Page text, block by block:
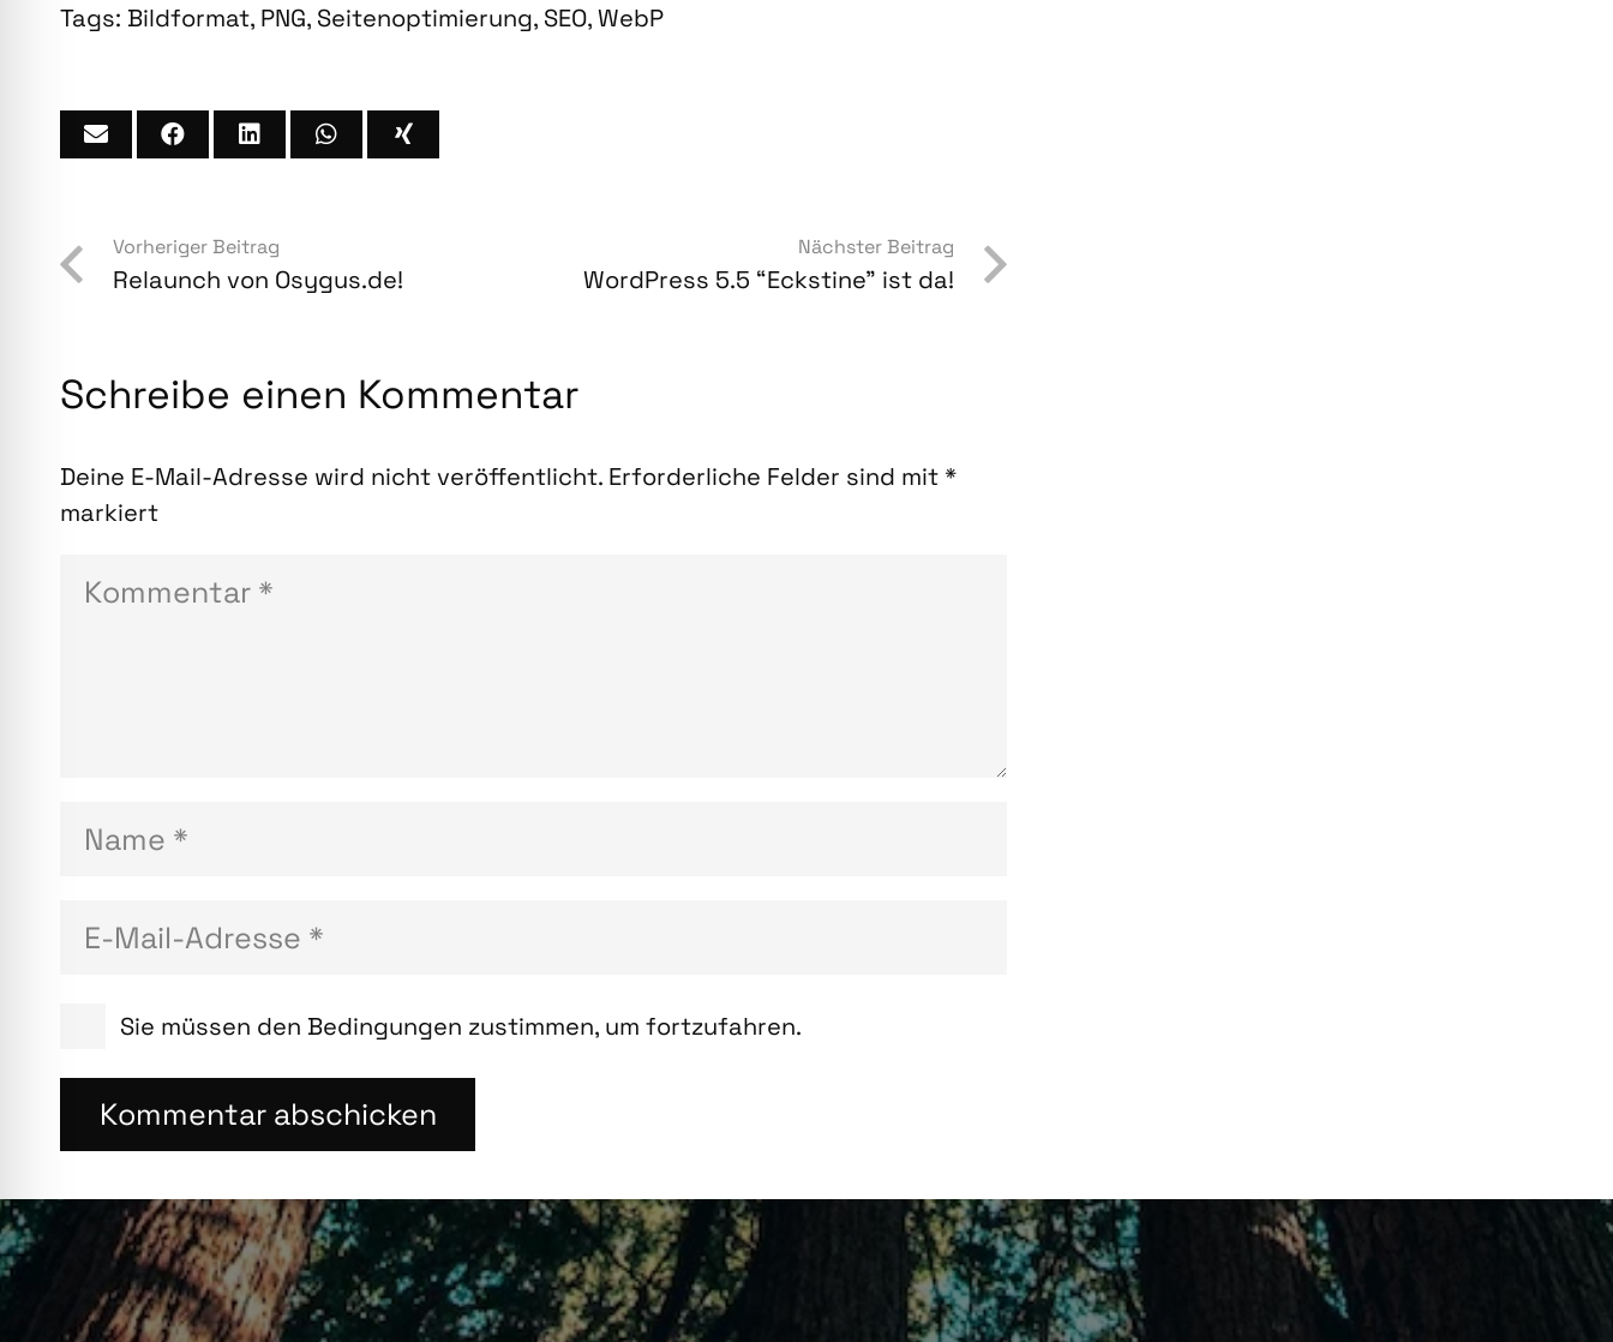
Tags: Bildformat, PNG, Seitenoptimierung, SEO,WebP
Vorheriger Beitrag
Relaunch von Osygus.de!
Nächster Beitrag
Word­Press 5.5 “Ecks­ti­ne” ist da!
Schreibe einen Kommentar
Deine E-Mail-Adresse wird nicht veröffentlicht. Erforderliche Felder sind mit *
markiert
Sie müssen den Bedingungen zustimmen, um fortzufahren.
Kommentar abschicken